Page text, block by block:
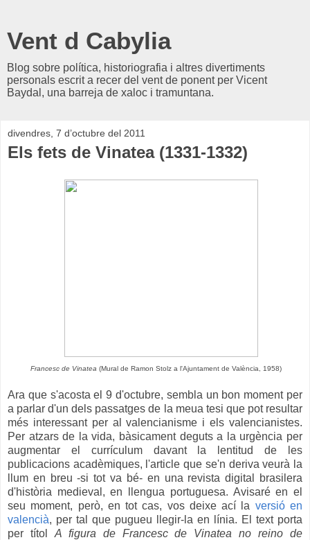
Vent d Cabylia
Blog sobre política, historiografia i altres divertiments
personals escrit a recer del vent de ponent per Vicent
Baydal, una barreja de xaloc i tramuntana.
divendres, 7 d’octubre del 2011
Els fets de Vinatea (1331-1332)
Francesc de Vinatea (Mural de Ramon Stolz a l'Ajuntament de València, 1958)
Ara que s'acosta el 9 d'octubre, sembla un bon moment per
a parlar d'un dels passatges de la meua tesi que pot resultar
més interessant per al valencianisme i els valencianistes.
Per atzars de la vida, bàsicament deguts a la urgència per
augmentar el currículum davant la lentitud de les
publicacions acadèmiques, l'article que se'n deriva veurà la
llum en breu -si tot va bé- en una revista digital brasilera
d'història medieval, en llengua portuguesa. Avisaré en el
seu moment, però, en tot cas, vos deixe ací la versió en
valencià, per tal que pugueu llegir-la en línia. El text porta
per títol A figura de Francesc de Vinatea no reino de